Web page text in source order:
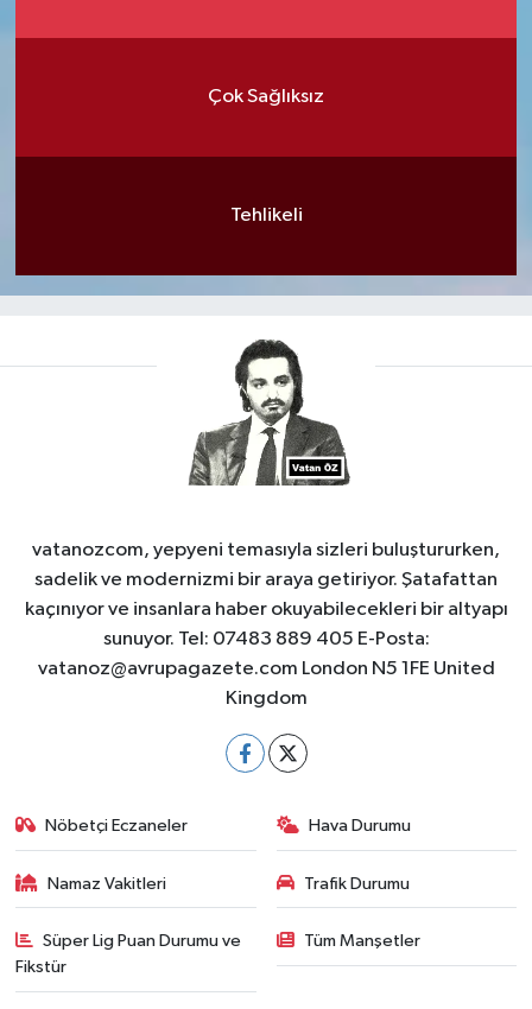
Çok Sağlıksız
Tehlikeli
vatanozcom, yepyeni temasıyla sizleri buluştururken,
sadelik ve modernizmi bir araya getiriyor. Şatafattan
kaçınıyor ve insanlara haber okuyabilecekleri bir altyapı
sunuyor. Tel: 07483 889 405 E-Posta:
vatanoz@avrupagazete.com London N5 1FE United
Kingdom
Nöbetçi Eczaneler Hava Durumu
Namaz Vakitleri Trafik Durumu
Süper Lig Puan Durumu ve
Fikstür
Tüm Manşetler